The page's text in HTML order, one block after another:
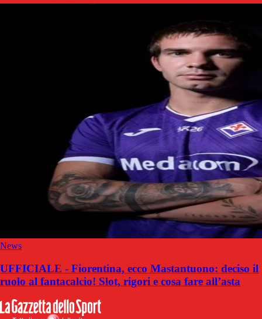
News
UFFICIALE - Fiorentina, ecco Mastantuono: deciso il
ruolo al fantacalcio! Slot, rigori e cosa fare all’asta